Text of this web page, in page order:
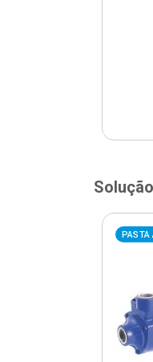
PASTA